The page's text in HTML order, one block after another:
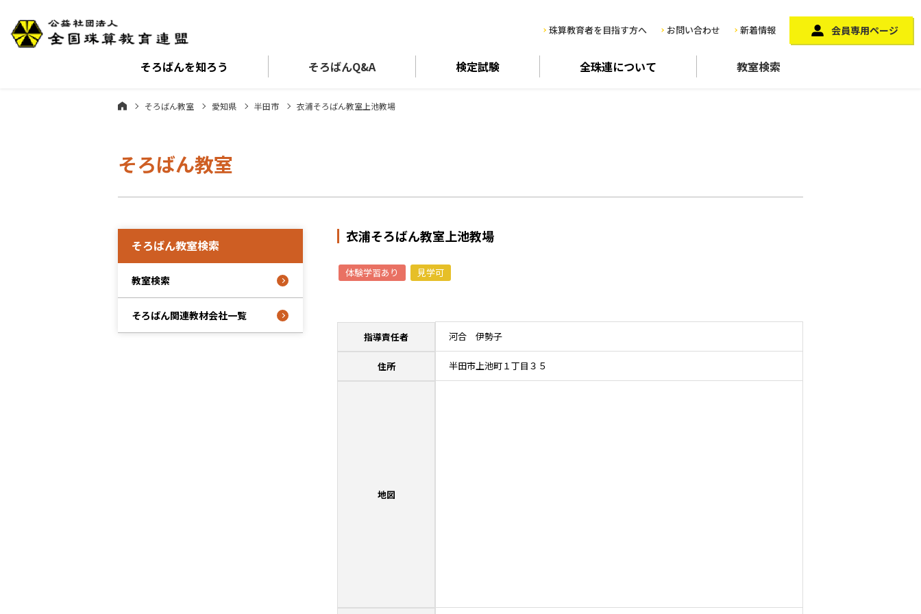
珠算教育者を目指す方へ お問い合わせ 新着情報 会員専用ページ
そろばんを知ろう そろばんQ&A 検定試験 全珠連について 教室検索
そろばん教室 愛知県 半田市 衣浦そろばん教室上池教場
そろばん教室
衣浦そろばん教室上池教場
体験学習あり 見学可
指導責任者 河合 伊勢子
住所 半田市上池町１丁目３５
地図
そろばん教室検索
教室検索
そろばん関連教材会社一覧